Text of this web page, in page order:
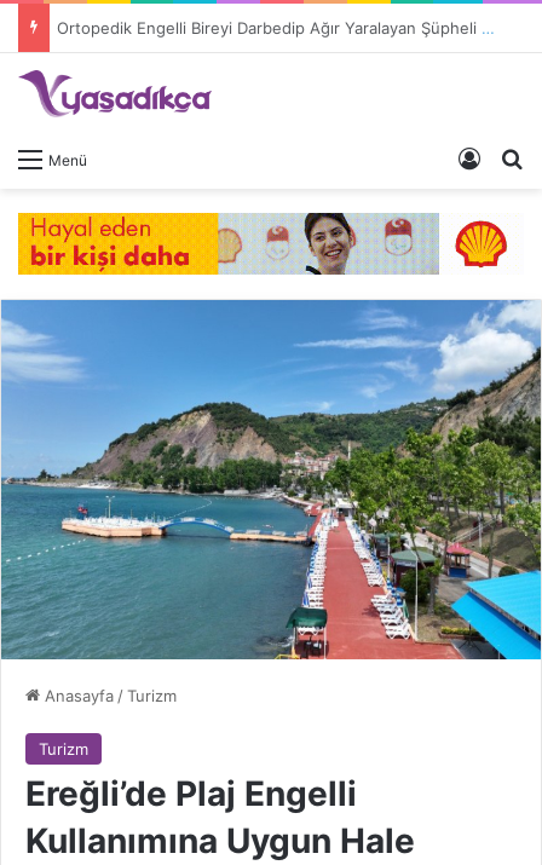
Ortopedik Engelli Bireyi Darbedip Ağır Yaralayan Şüpheli Tutuklandı
Menü Giriş
Anasayfa /Turizm
Turizm
Ereğli’de Plaj Engelli
Kullanımına Uygun Hale